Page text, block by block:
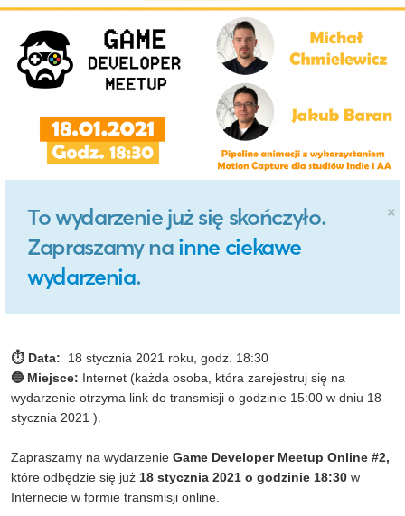
×
To wydarzenie już się skończyło.
Zapraszamy na inne ciekawe
wydarzenia.
⏱ Data:
18 stycznia 2021 roku, godz. 18:30
🔵 Miejsce: Internet (każda osoba, która zarejestruj się na
wydarzenie otrzyma link do transmisji o godzinie 15:00 w dniu 18
stycznia 2021 ).
Zapraszamy na wydarzenie Game Developer Meetup Online #2,
które odbędzie się już 18 stycznia 2021 o godzinie 18:30 w
Internecie w formie transmisji online.